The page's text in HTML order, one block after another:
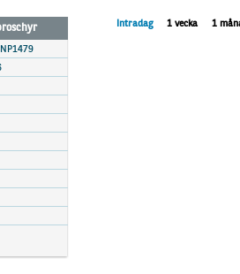
Intradag 1 vecka 1